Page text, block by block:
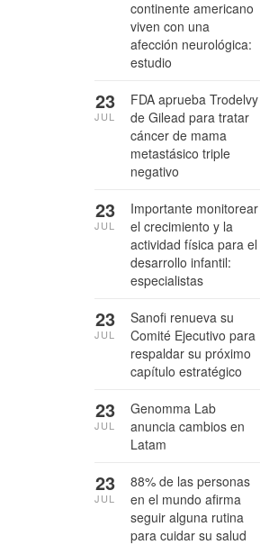
continente americano
viven con una
afección neurológica:
estudio
FDA aprueba Trodelvy
de Gilead para tratar
cáncer de mama
metastásico triple
negativo
23
JUL
Importante monitorear
el crecimiento y la
actividad física para el
desarrollo infantil:
especialistas
23
JUL
Sanofi renueva su
Comité Ejecutivo para
respaldar su próximo
capítulo estratégico
23
JUL
Genomma Lab
anuncia cambios en
Latam
23
JUL
88% de las personas
en el mundo afirma
seguir alguna rutina
para cuidar su salud
23
JUL